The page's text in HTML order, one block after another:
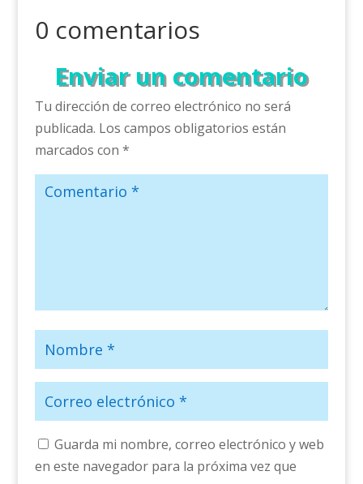
0 comentarios
Enviar un comentario
Tu dirección de correo electrónico no será
publicada. Los campos obligatorios están
marcados con *
Guarda mi nombre, correo electrónico y web
en este navegador para la próxima vez que